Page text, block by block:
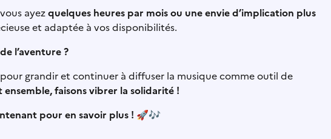
ayezquelques heures par mois ou une envie d’implication plus
et adaptée à vos disponibilités.
l’aventure ?
grandir et continuer à diffuser la musique comme outil de
ensemble, faisons vibrer la solidarité !
pour en savoir plus ! 🚀🎶